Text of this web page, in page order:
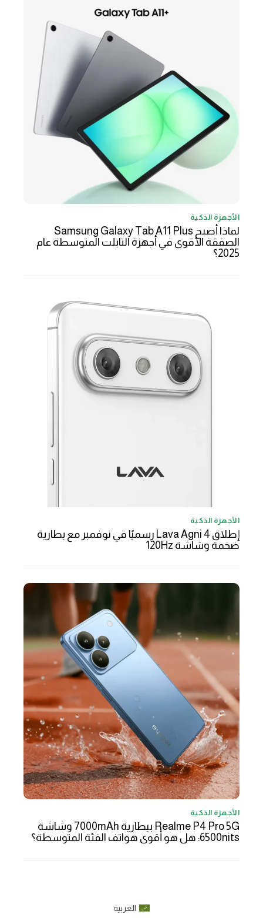
الأجهزة الذكية
لماذا أصبح Samsung Galaxy Tab A11 Plus
الصفقة الأقوى في أجهزة التابلت المتوسطة عام
2025؟
الأجهزة الذكية
إطلاق Lava Agni 4 رسميًا في نوفمبر مع بطارية
ضخمة وشاشة 120Hz
الأجهزة الذكية
Realme P4 Pro 5G ببطارية 7000mAh وشاشة
6500nits: هل هو أقوى هواتف الفئة المتوسطة؟
العربية